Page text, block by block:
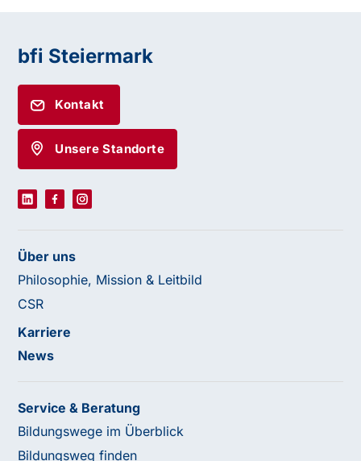
bfi Steiermark
Kontakt
Unsere Standorte
Über uns
Philosophie, Mission & Leitbild
CSR
Karriere
News
Service & Beratung
Bildungswege im Überblick
Bildungsweg finden